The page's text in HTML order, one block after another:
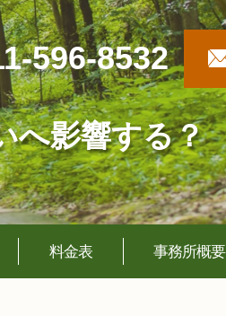
へ影響する？
596-8532
料金表 事務所概要